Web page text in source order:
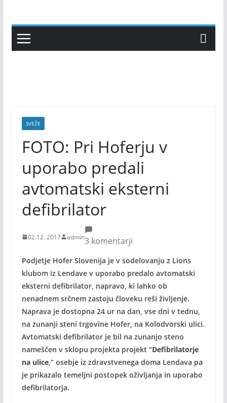
content
SVEŽE
FOTO: Pri Hoferju v
uporabo predali
avtomatski eksterni
defibrilator
02.12. 2017 admin3 komentarji
Podjetje Hofer Slovenija je v sodelovanju z Lions
klubom iz Lendave v uporabo predalo avtomatski
eksterni defibrilator, napravo, ki lahko ob
nenadnem srčnem zastoju človeku reši življenje.
Naprava je dostopna 24 ur na dan, vse dni v tednu,
na zunanji steni trgovine Hofer, na Kolodvorski ulici.
Avtomatski defibrilator je bil na zunanjo steno
nameščen v sklopu projekta projekt “Defibrilatorje
na ulice,” osebje iz zdravstvenega doma Lendava pa
je prikazalo temeljni postopek oživljanja in uporabo
defibrilatorja.